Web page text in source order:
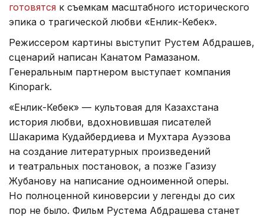
готовятся к съемкам масштабного исторического
эпика о трагической любви «Енлик-Кебек».
Режиссером картины выступит Рустем Абдрашев,
сценарий написан Канатом Рамазаном.
Генеральным партнером выступает компания
Kinopark.
«Енлик-Кебек» — культовая для Казахстана
история любви, вдохновившая писателей
Шакарима Кудайбердиева и Мухтара Ауэзова
на создание литературных произведений
и театральных постановок, а позже Газизу
Жубанову на написание одноименной оперы.
Но полноценной киноверсии у легенды до сих
пор не было. Фильм Рустема Абдрашева станет